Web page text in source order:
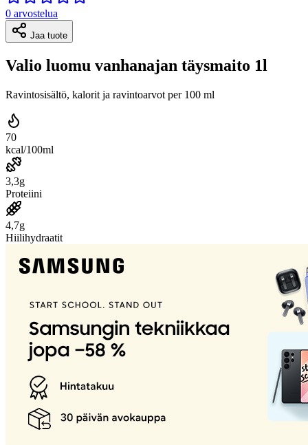
0 arvostelua
Jaa tuote
Valio luomu vanhanajan täysmaito 1l
Ravintosisältö, kalorit ja ravintoarvot per 100 ml
70
kcal/100ml
3,3g
Proteiini
4,7g
Hiilihydraatit